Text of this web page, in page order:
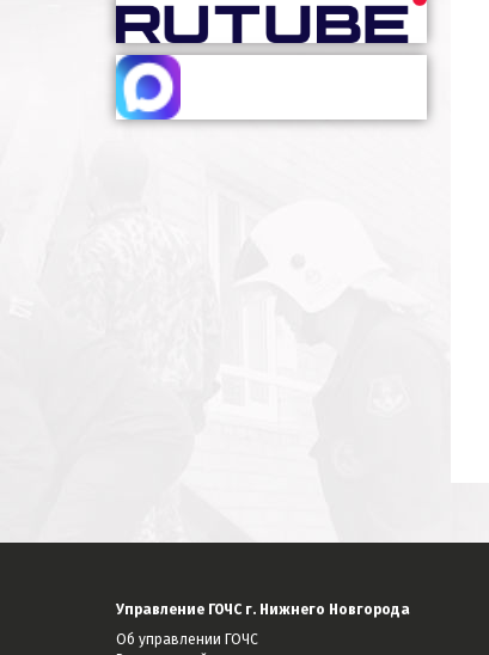
Управление ГОЧС г. Нижнего Новгорода
Об управлении ГОЧС